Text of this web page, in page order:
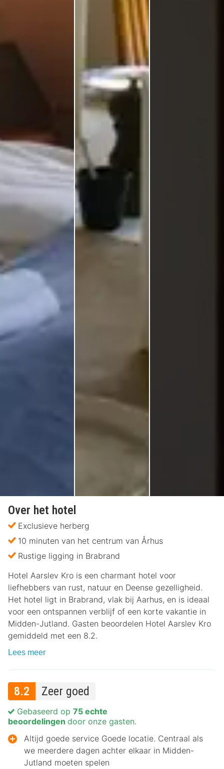
Over het hotel
Exclusieve herberg
10 minuten van het centrum van Århus
Rustige ligging in Brabrand
Hotel Aarslev Kro is een charmant hotel voor
liefhebbers van rust, natuur en Deense gezelligheid.
Het hotel ligt in Brabrand, vlak bij Aarhus, en is ideaal
voor een ontspannen verblijf of een korte vakantie in
Midden-Jutland. Gasten beoordelen Hotel Aarslev Kro
gemiddeld met een 8.2.
Lees meer
8.2 Zeer goed
Gebaseerd op 75 echte
beoordelingen door onze gasten.
Altijd goede service Goede locatie. Centraal als
we meerdere dagen achter elkaar in Midden-
Jutland moeten spelen